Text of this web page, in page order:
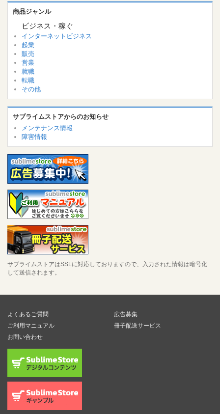
商品ジャンル
ビジネス・稼ぐ
インターネットビジネス
起業
販売
営業
就職
転職
その他
サブライムストアからのお知らせ
メンテナンス情報
障害情報
サブライムストアはSSLに対応しておりますので、入力された情報は暗号化
して送信されます。
よくあるご質問
ご利用マニュアル
お問い合わせ
広告募集
冊子配送サービス